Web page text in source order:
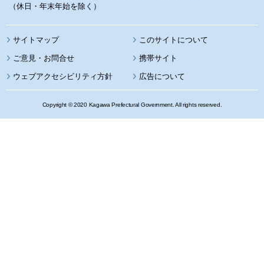
（休日・年末年始を除く）
サイトマップ このサイトについて
携帯サイト
ウェブアクセシビリティ方針 広告について
Copyright © 2020 Kagawa Prefectural Government. All rights reserved.